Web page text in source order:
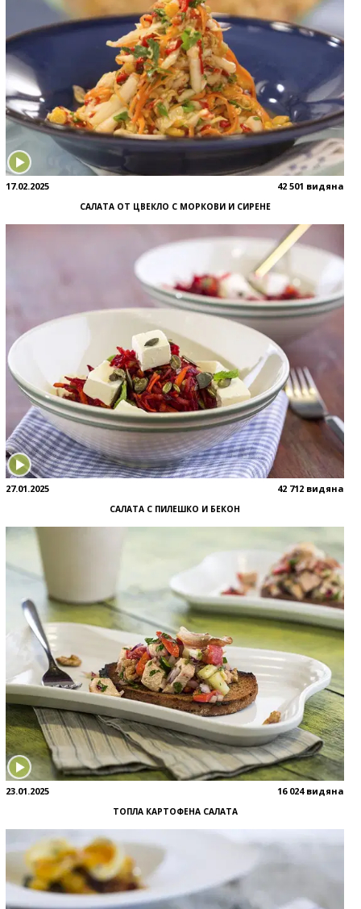
17.02.2025 42 501 видяна
САЛАТА ОТ ЦВЕКЛО С МОРКОВИ И СИРЕНЕ
27.01.2025 42 712 видяна
САЛАТА С ПИЛЕШКО И БЕКОН
23.01.2025 16 024 видяна
ТОПЛА КАРТОФЕНА САЛАТА